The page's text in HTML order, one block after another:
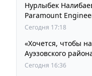
Нурлыбек
Paramount
Сегодня 17:18
«Хочется, чтобы
Ауэзовского
ждут от выборов
Сегодня 16:36